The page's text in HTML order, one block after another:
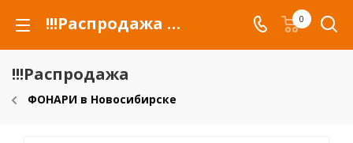
!!!Распродажа для автомобилей российских марок и сельхозтехники 0
!!!Распродажа
ФОНАРИ в Новосибирске